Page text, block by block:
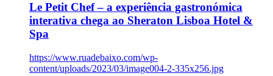
Le Petit Chef – a experiência gastronómica
interativa chega ao Sheraton Lisboa Hotel &
Spa
https://www.ruadebaixo.com/wp-
content/uploads/2023/03/image004-2-335x256.jpg